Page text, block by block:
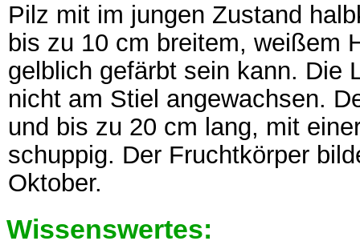
Pilz mit im jungen Zustand
bis zu 10 cm breitem, weißem
gelblich gefärbt sein kann. Die
nicht am Stiel angewachsen.
und bis zu 20 cm lang, mit
schuppig. Der Fruchtkörper
Oktober.
Wissenswertes: